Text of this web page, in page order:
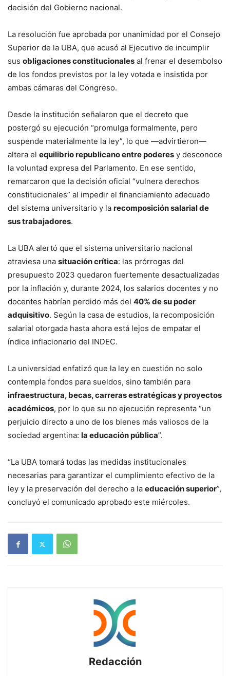
decisión del Gobierno nacional.
La resolución fue aprobada por unanimidad por el Consejo
Superior de la UBA, que acusó al Ejecutivo de incumplir
sus obligaciones constitucionales al frenar el desembolso
de los fondos previstos por la ley votada e insistida por
ambas cámaras del Congreso.
Desde la institución señalaron que el decreto que
postergó su ejecución “promulga formalmente, pero
suspende materialmente la ley”, lo que —advirtieron—
altera el equilibrio republicano entre poderes y desconoce
la voluntad expresa del Parlamento. En ese sentido,
remarcaron que la decisión oficial “vulnera derechos
constitucionales” al impedir el financiamiento adecuado
del sistema universitario y la recomposición salarial de
sus trabajadores.
La UBA alertó que el sistema universitario nacional
atraviesa una situación crítica: las prórrogas del
presupuesto 2023 quedaron fuertemente desactualizadas
por la inflación y, durante 2024, los salarios docentes y no
docentes habrían perdido más del 40% de su poder
adquisitivo. Según la casa de estudios, la recomposición
salarial otorgada hasta ahora está lejos de empatar el
índice inflacionario del INDEC.
La universidad enfatizó que la ley en cuestión no solo
contempla fondos para sueldos, sino también para
infraestructura, becas, carreras estratégicas y proyectos
académicos, por lo que su no ejecución representa “un
perjuicio directo a uno de los bienes más valiosos de la
sociedad argentina: la educación pública”.
“La UBA tomará todas las medidas institucionales
necesarias para garantizar el cumplimiento efectivo de la
ley y la preservación del derecho a la educación superior”,
concluyó el comunicado aprobado este miércoles.
Redacción